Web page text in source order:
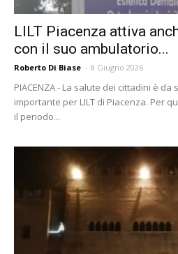
LILT Piacenza attiva
con il suo ambulatorio...
Roberto Di Biase - 8 Giugno 2026
PIACENZA - La salute dei cittadini è
importante per LILT di Piacenza. Per
il periodo...